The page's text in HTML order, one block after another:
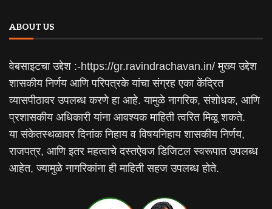
ABOUT US
वेबसाइटचा उद्देश :-https://gr.ravindrachavan.in/ मुख्य उद्देश
शासकीय निर्णय आणि परिपत्रके यांचा संग्रह एका केंद्रित
व्यासपीठावर उपलब्ध करणे हा आहे. यामुळे नागरिक, संशोधक, आणि
प्रशासकीय अधिकारी यांना आवश्यक माहिती त्वरित मिळू शकते.
या संकेतस्थळावर दिनांक निहाय व विषयनिहाय शासकीय निर्णय,
राजपत्र, आणि इतर महत्वाचे दस्तऐवज डिजिटल स्वरूपात उपलब्ध
आहेत, ज्यामुळे नागरिकांना ही माहिती सहज उपलब्ध होते.